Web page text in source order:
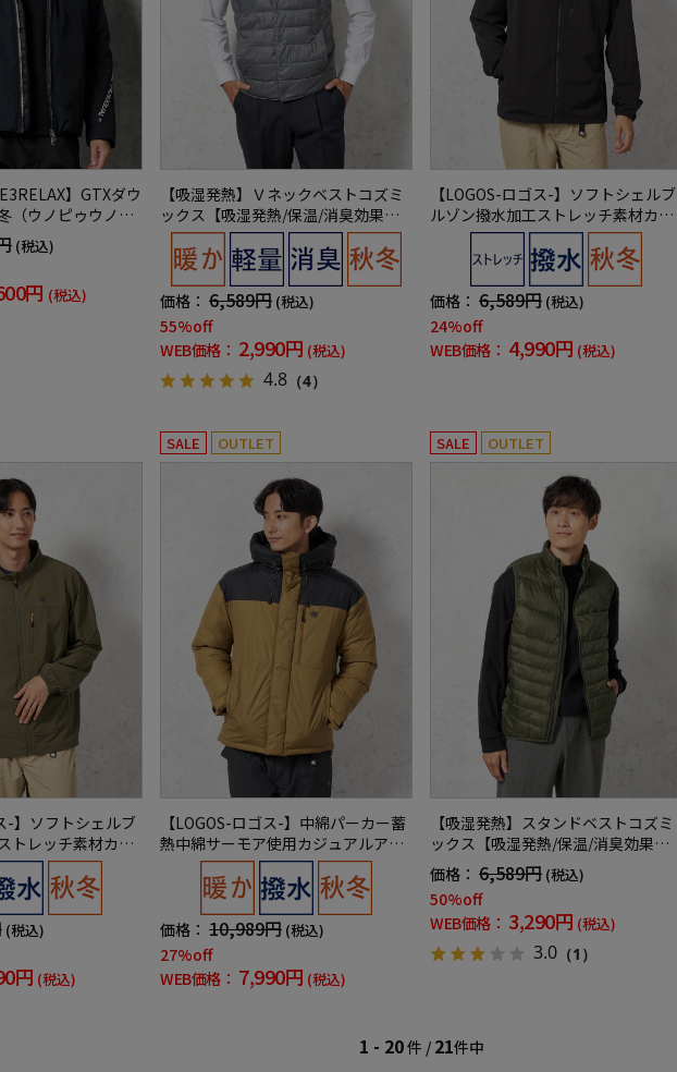
】GTXダウ
（ウノピゥウノウ
(税込)
円 (税込)
【吸湿発熱】Ｖネックベストコズミ
ックス【吸湿発熱/保温/消臭効果】
中綿無地カジュアルアウターリッケ
ンバッカー秋冬
価格： 6,589円 (税込)
55%off
WEB価格： 2,990円 (税込)
4.8 （4）
【LOGOS-ロゴス-】ソフトシェルブ
ルゾン撥水加工ストレッチ素材カジ
ュアルアウター無地秋冬
価格： 6,589円 (税込)
24%off
WEB価格： 4,990円 (税込)
-】ソフトシェルブ
トレッチ素材カジ
地秋冬
(税込)
円 (税込)
SALE OUTLET
【LOGOS-ロゴス-】中綿パーカー蓄
熱中綿サーモア使用カジュアルアウ
ター無地秋冬
価格： 10,989円 (税込)
27%off
WEB価格： 7,990円 (税込)
SALE OUTLET
【吸湿発熱】スタンドベストコズミ
ックス【吸湿発熱/保温/消臭効果】
中綿無地カジュアルアウターリッケ
ンバッカー秋冬
価格： 6,589円 (税込)
50%off
WEB価格： 3,290円 (税込)
3.0 （1）
1 - 20件 / 21件中